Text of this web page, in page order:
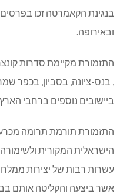
בנגינת הקאמרטה זכו
ובאירופה.
התזמורת מקיימת סדרות
, בנס-ציונה, בסביון, בכפר
ביישובים נוספים ברחבי
התזמורת תורמת תרומה
הישראלית המקורית
עשרות רבות של יצירות
אשר ביצעה והקליטה אותם